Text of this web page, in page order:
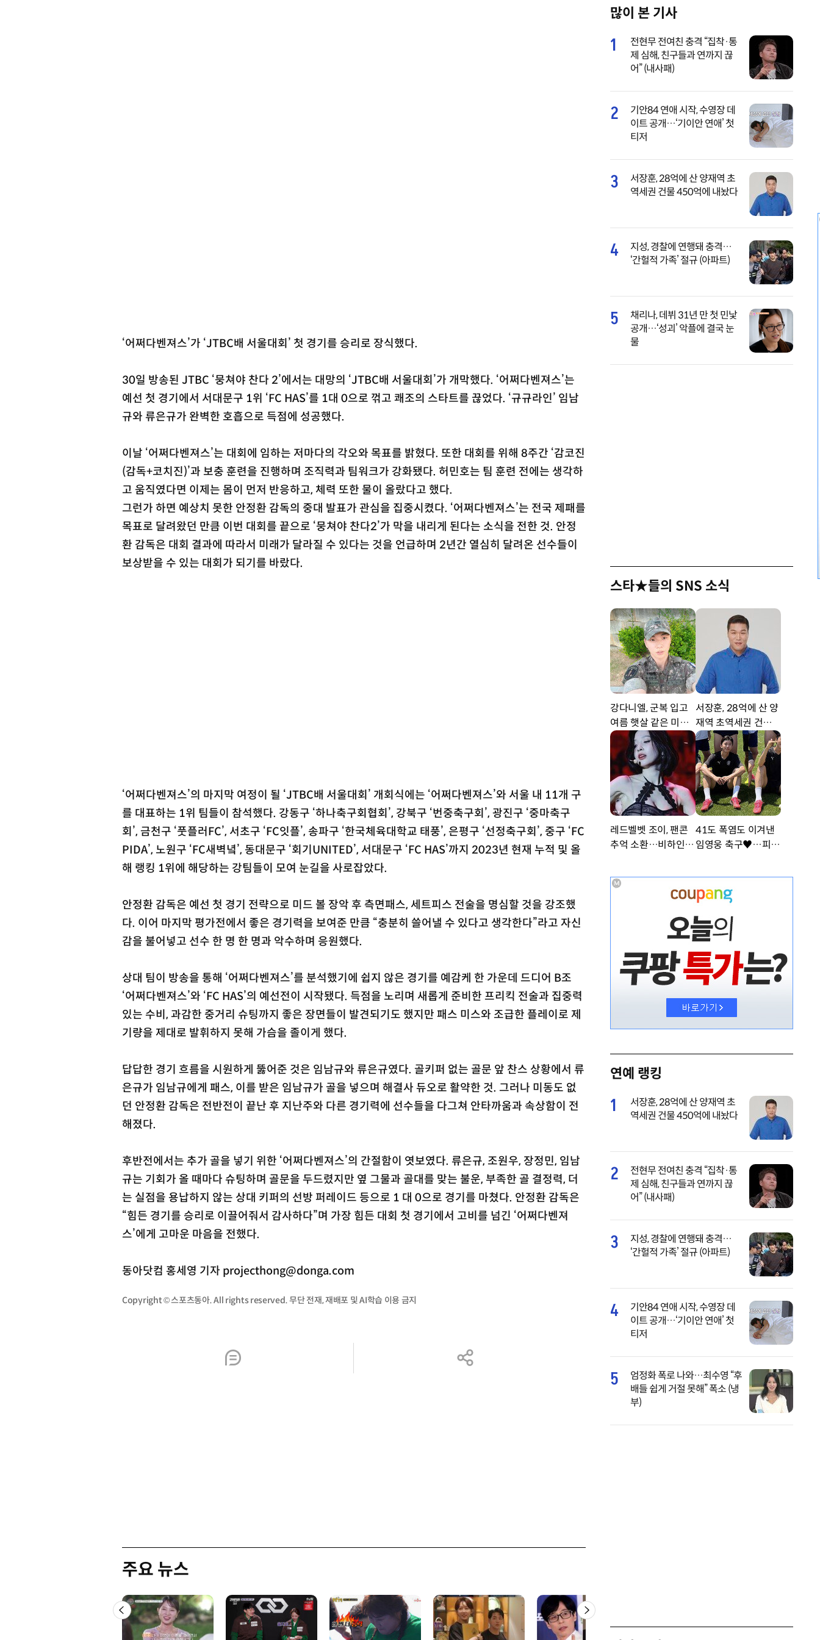
‘어쩌다벤져스’가 ‘JTBC배 서울대회’ 첫 경기를 승리로 장식했다.
30일 방송된 JTBC ‘뭉쳐야 찬다 2’에서는 대망의 ‘JTBC배 서울대회’가 개막했다. ‘어쩌다벤져스’는
예선 첫 경기에서 서대문구 1위 ‘FC HAS’를 1대 0으로 꺾고 쾌조의 스타트를 끊었다. ‘규규라인’ 임남
규와 류은규가 완벽한 호흡으로 득점에 성공했다.
이날 ‘어쩌다벤져스’는 대회에 임하는 저마다의 각오와 목표를 밝혔다. 또한 대회를 위해 8주간 ‘감코진
(감독+코치진)’과 보충 훈련을 진행하며 조직력과 팀워크가 강화됐다. 허민호는 팀 훈련 전에는 생각하
고 움직였다면 이제는 몸이 먼저 반응하고, 체력 또한 물이 올랐다고 했다.
그런가 하면 예상치 못한 안정환 감독의 중대 발표가 관심을 집중시켰다. ‘어쩌다벤져스’는 전국 제패를
목표로 달려왔던 만큼 이번 대회를 끝으로 ‘뭉쳐야 찬다2’가 막을 내리게 된다는 소식을 전한 것. 안정
환 감독은 대회 결과에 따라서 미래가 달라질 수 있다는 것을 언급하며 2년간 열심히 달려온 선수들이
보상받을 수 있는 대회가 되기를 바랐다.
‘어쩌다벤져스’의 마지막 여정이 될 ‘JTBC배 서울대회’ 개회식에는 ‘어쩌다벤져스’와 서울 내 11개 구
를 대표하는 1위 팀들이 참석했다. 강동구 ‘하나축구회협회’, 강북구 ‘번중축구회’, 광진구 ‘중마축구
회’, 금천구 ‘풋플러FC’, 서초구 ‘FC잇플’, 송파구 ‘한국체육대학교 태풍’, 은평구 ‘선정축구회’, 중구 ‘FC
PIDA’, 노원구 ‘FC새벽녘’, 동대문구 ‘회기UNITED’, 서대문구 ‘FC HAS’까지 2023년 현재 누적 및 올
해 랭킹 1위에 해당하는 강팀들이 모여 눈길을 사로잡았다.
안정환 감독은 예선 첫 경기 전략으로 미드 볼 장악 후 측면패스, 세트피스 전술을 명심할 것을 강조했
다. 이어 마지막 평가전에서 좋은 경기력을 보여준 만큼 “충분히 쓸어낼 수 있다고 생각한다”라고 자신
감을 불어넣고 선수 한 명 한 명과 악수하며 응원했다.
상대 팀이 방송을 통해 ‘어쩌다벤져스’를 분석했기에 쉽지 않은 경기를 예감케 한 가운데 드디어 B조
‘어쩌다벤져스’와 ‘FC HAS’의 예선전이 시작됐다. 득점을 노리며 새롭게 준비한 프리킥 전술과 집중력
있는 수비, 과감한 중거리 슈팅까지 좋은 장면들이 발견되기도 했지만 패스 미스와 조급한 플레이로 제
기량을 제대로 발휘하지 못해 가슴을 졸이게 했다.
답답한 경기 흐름을 시원하게 뚫어준 것은 임남규와 류은규였다. 골키퍼 없는 골문 앞 찬스 상황에서 류
은규가 임남규에게 패스, 이를 받은 임남규가 골을 넣으며 해결사 듀오로 활약한 것. 그러나 미동도 없
던 안정환 감독은 전반전이 끝난 후 지난주와 다른 경기력에 선수들을 다그쳐 안타까움과 속상함이 전
해졌다.
후반전에서는 추가 골을 넣기 위한 ‘어쩌다벤져스’의 간절함이 엿보였다. 류은규, 조원우, 장정민, 임남
규는 기회가 올 때마다 슈팅하며 골문을 두드렸지만 옆 그물과 골대를 맞는 불운, 부족한 골 결정력, 더
는 실점을 용납하지 않는 상대 키퍼의 선방 퍼레이드 등으로 1 대 0으로 경기를 마쳤다. 안정환 감독은
“힘든 경기를 승리로 이끌어줘서 감사하다”며 가장 힘든 대회 첫 경기에서 고비를 넘긴 ‘어쩌다벤져
스’에게 고마운 마음을 전했다.
동아닷컴 홍세영 기자 projecthong@donga.com
Copyright © 스포츠동아. All rights reserved. 무단 전재, 재배포 및 AI학습 이용 금지
주요 뉴스
많이 본 기사
1
전현무 전여친 충격 “집착·통
제 심해, 친구들과 연까지 끊
어” (내사패)
2
기안84 연애 시작, 수영장 데
이트 공개…‘기이안 연애’ 첫
티저
3
서장훈, 28억에 산 양재역 초
역세권 건물 450억에 내놨다
4
지성, 경찰에 연행돼 충격…
‘간헐적 가족’ 절규 (아파트)
5
채리나, 데뷔 31년 만 첫 민낯
공개…‘성괴’ 악플에 결국 눈
물
스타★들의 SNS 소식
강다니엘, 군복 입고
여름 햇살 같은 미소
‘잘생겼어’ [DA★]
서장훈, 28억에 산 양
재역 초역세권 건물 4
50억에 내놨다
레드벨벳 조이, 팬콘
추억 소환…비하인드
41도 폭염도 이겨낸
임영웅 축구♥…피지
연예 랭킹
1
서장훈, 28억에 산 양재역 초
역세권 건물 450억에 내놨다
2
전현무 전여친 충격 “집착·통
제 심해, 친구들과 연까지 끊
어” (내사패)
3
지성, 경찰에 연행돼 충격…
‘간헐적 가족’ 절규 (아파트)
4
기안84 연애 시작, 수영장 데
이트 공개…‘기이안 연애’ 첫
티저
5
엄정화 폭로 나와…최수영 “후
배들 쉽게 거절 못해” 폭소 (냉
부)